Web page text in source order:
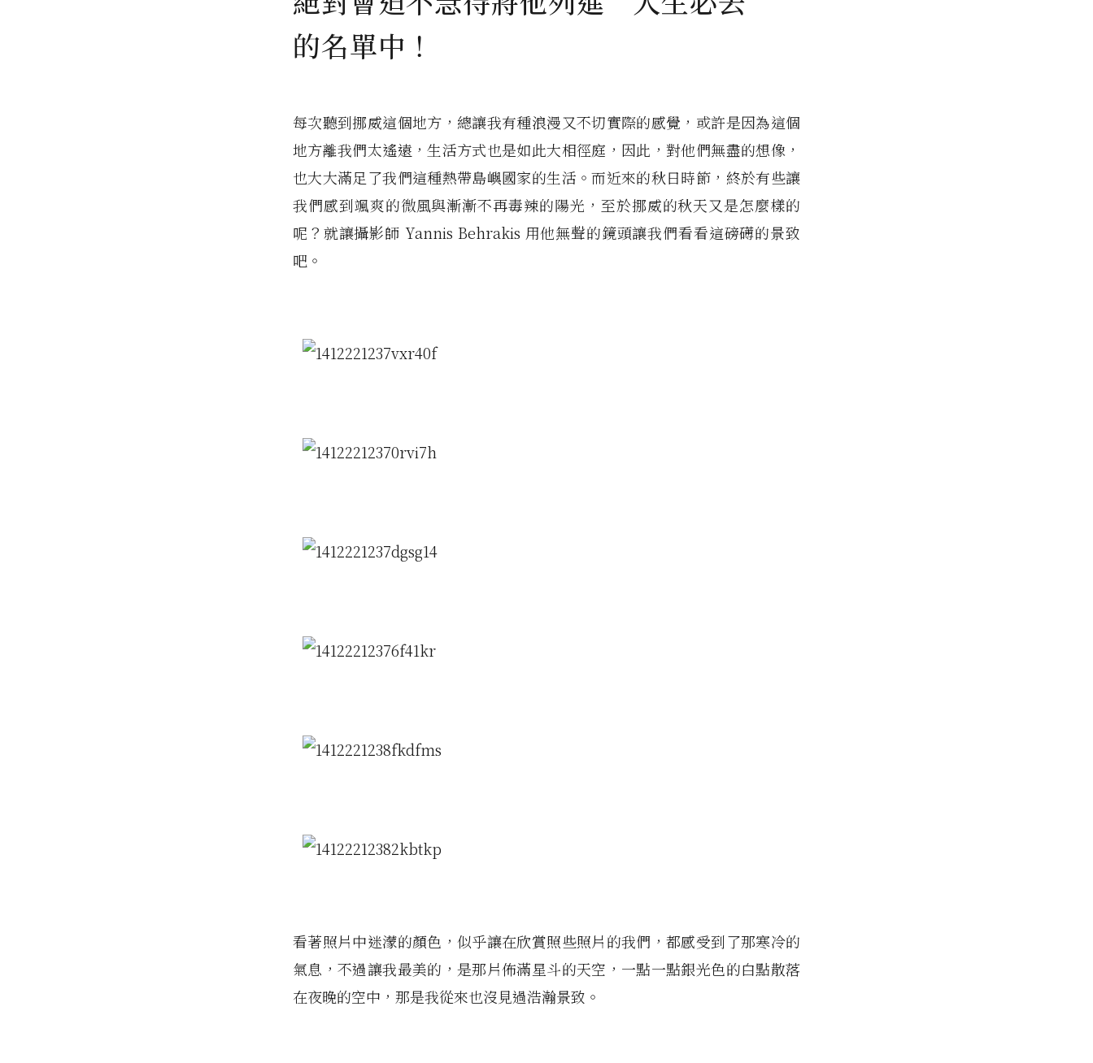
的名單中！
每次聽到挪威這個地方，總讓我有種浪漫又不切實際的感覺，或許是因為這個
地方離我們太遙遠，生活方式也是如此大相徑庭，因此，對他們無盡的想像，
也大大滿足了我們這種熱帶島嶼國家的生活。而近來的秋日時節，終於有些讓
我們感到颯爽的微風與漸漸不再毒辣的陽光，至於挪威的秋天又是怎麼樣的
呢？就讓攝影師 Yannis Behrakis 用他無聲的鏡頭讓我們看看這磅礡的景致
吧。
看著照片中迷濛的顏色，似乎讓在欣賞照些照片的我們，都感受到了那寒冷的
氣息，不過讓我最美的，是那片佈滿星斗的天空，一點一點銀光色的白點散落
在夜晚的空中，那是我從來也沒見過浩瀚景致。